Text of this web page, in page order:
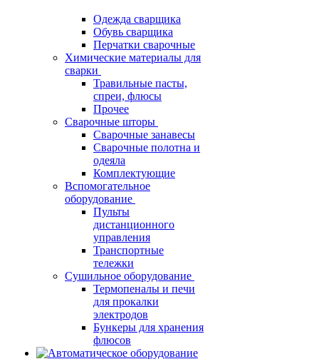
Одежда сварщика
Обувь сварщика
Перчатки сварочные
Химические материалы для
сварки
Травильные пасты,
спреи, флюсы
Прочее
Сварочные шторы
Сварочные занавесы
Сварочные полотна и
одеяла
Комплектующие
Вспомогательное
оборудование
Пульты
дистанционного
управления
Транспортные
тележки
Сушильное оборудование
Термопеналы и печи
для прокалки
электродов
Бункеры для хранения
флюсов